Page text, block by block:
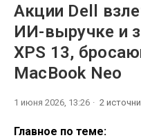
Акции Dell
ИИ-выручке и
XPS 13,
MacBook Neo
1 июня 2026, 13:26 2
Главное по теме: